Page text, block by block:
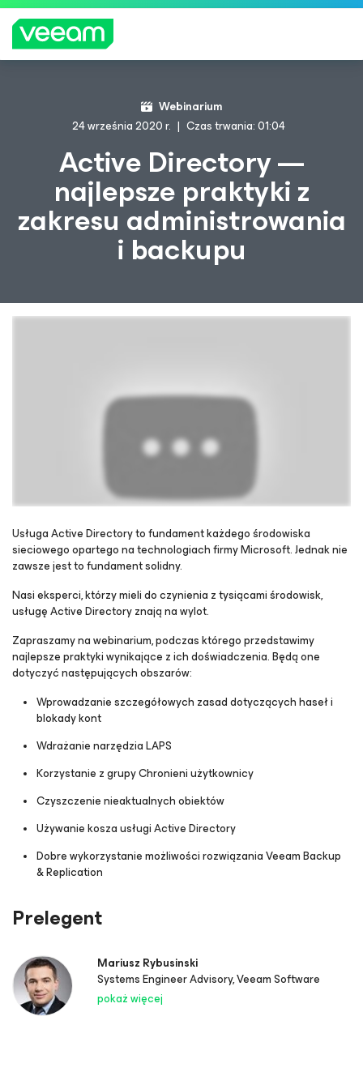
Wskazówki firmy Veeam dla klientów, których
dotyczy aktualizacja treści CrowdStrike
INFORMA
Webinarium
24 września 2020 r.
Czas trwania: 01:04
Active Directory —
najlepsze praktyki z
zakresu administrowania
i backupu
Please register to get access to watch the webinar
Usługa Active Directory to fundament każdego środowiska
sieciowego opartego na technologiach firmy Microsoft. Jednak nie
zawsze jest to fundament solidny.
Nasi eksperci, którzy mieli do czynienia z tysiącami środowisk,
usługę Active Directory znają na wylot.
Zapraszamy na webinarium, podczas którego przedstawimy
najlepsze praktyki wynikające z ich doświadczenia. Będą one
dotyczyć następujących obszarów:
Wprowadzanie szczegółowych zasad dotyczących haseł i
blokady kont
Wdrażanie narzędzia LAPS
Korzystanie z grupy Chronieni użytkownicy
Czyszczenie nieaktualnych obiektów
Używanie kosza usługi Active Directory
Dobre wykorzystanie możliwości rozwiązania Veeam Backup
& Replication
Prelegent
Mariusz Rybusinski
Systems Engineer Advisory, Veeam Software
pokaż więcej